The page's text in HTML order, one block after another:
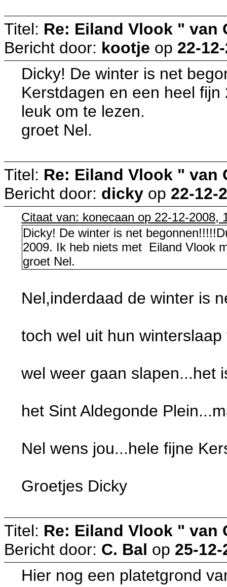
Titel: Re: Eiland Vlook " van
Bericht door: kootje op 22-
Dicky! De winter is net
Kerstdagen en een heel
leuk om te lezen.
groet Nel.
Titel: Re: Eiland Vlook " van
Bericht door: dicky op 22-12-
Citaat van: konecaan op 22-12-2008,
Dicky! De winter is net
2009. Ik heb niets met Eiland Vlook
groet Nel.
Nel,inderdaad de winter is
toch wel uit hun
wel weer gaan slapen...het
het Sint Aldegonde
Nel wens jou...hele fijne
Groetjes Dicky
Titel: Re: Eiland Vlook " van
Bericht door: C. Bal op 25-
Hier nog een platetgrond